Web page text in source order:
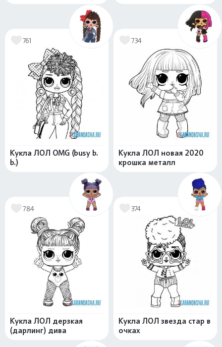
761
Кукла ЛОЛ OMG (busy b.
b.)
734
Кукла ЛОЛ новая 2020
крошка металл
784
Кукла ЛОЛ дерзкая
(дарлинг) дива
374
Кукла ЛОЛ звезда стар в
очках